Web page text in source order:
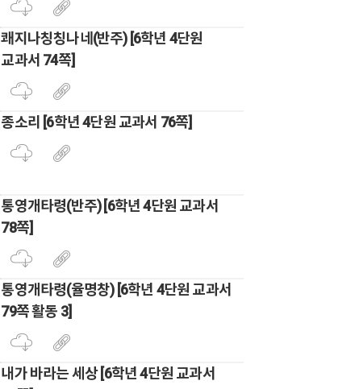
쾌지나칭칭나네(반주) [6학년 4단원
교과서 74쪽]
종소리 [6학년 4단원 교과서 76쪽]
통영개타령(반주) [6학년 4단원 교과서
78쪽]
통영개타령(율명창) [6학년 4단원 교과서
79쪽 활동 3]
내가 바라는 세상 [6학년 4단원 교과서